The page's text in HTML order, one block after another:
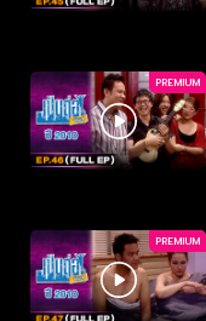
PREMIUM
PREMIUM